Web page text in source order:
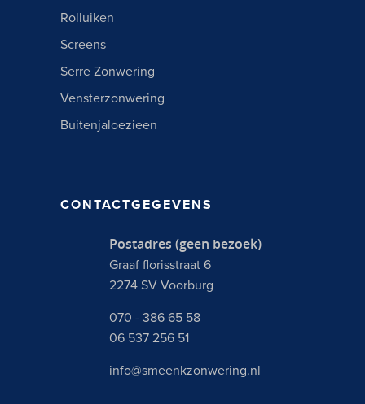
Rolluiken
Screens
Serre Zonwering
Vensterzonwering
Buitenjaloezieen
CONTACTGEGEVENS
Postadres (geen bezoek)
Graaf florisstraat 6
2274 SV Voorburg
070 - 386 65 58
06 537 256 51
info@smeenkzonwering.nl